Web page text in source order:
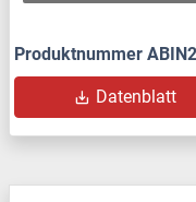
Produktnummer
Datenblatt